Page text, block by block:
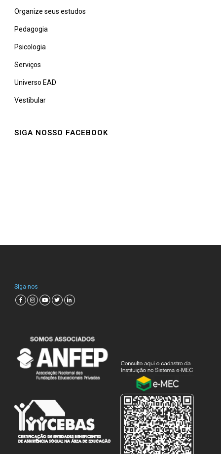
Organize seus estudos
Pedagogia
Psicologia
Serviços
Universo EAD
Vestibular
SIGA NOSSO FACEBOOK
Siga-nos